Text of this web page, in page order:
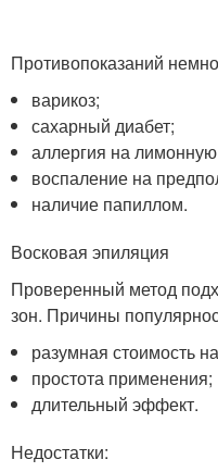
Противопоказаний
варикоз;
сахарный диабет;
аллергия на лимонную
воспаление на
наличие папиллом.
Восковая эпиляция
Проверенный метод
зон. Причины
разумная стоимость
простота применения;
длительный эффект.
Недостатки: